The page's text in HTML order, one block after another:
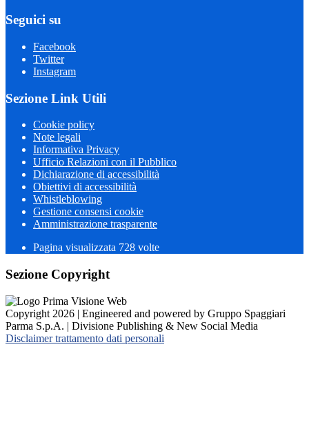
Seguici su
Facebook
Twitter
Instagram
Sezione Link Utili
Cookie policy
Note legali
Informativa Privacy
Ufficio Relazioni con il Pubblico
Dichiarazione di accessibilità
Obiettivi di accessibilità
Whistleblowing
Gestione consensi cookie
Amministrazione trasparente
Pagina visualizzata 728 volte
Sezione Copyright
Copyright 2026 | Engineered and powered by Gruppo Spaggiari
Parma S.p.A. | Divisione Publishing & New Social Media
Disclaimer trattamento dati personali